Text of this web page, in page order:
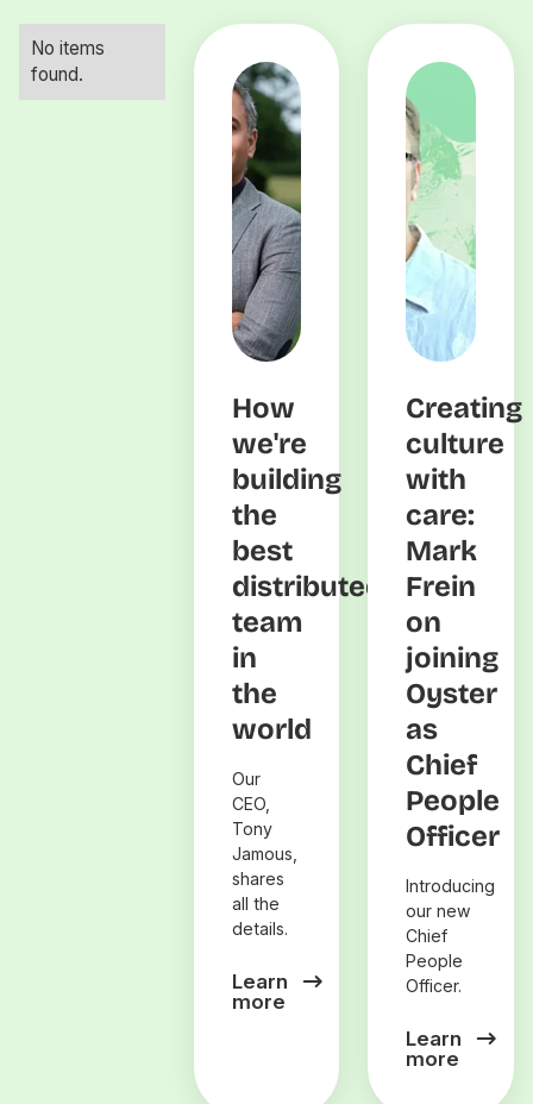
No items
found.
How
we're
building
the
best
distributed
team
in
the
world
Our
CEO,
Tony
Jamous,
shares
all the
details.
Learn
more
Creating
culture
with
care:
Mark
Frein
on
joining
Oyster
as
Chief
People
Officer
Introducing
our new
Chief
People
Officer.
Learn
more